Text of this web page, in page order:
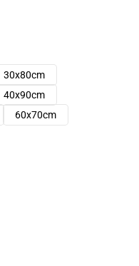
30x80cm
40x90cm
60x70cm